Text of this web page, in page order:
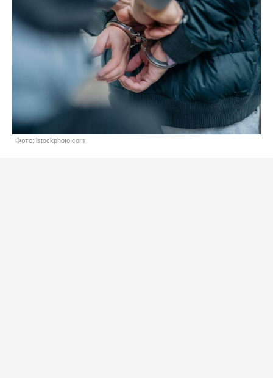
Фото: istockphoto.com